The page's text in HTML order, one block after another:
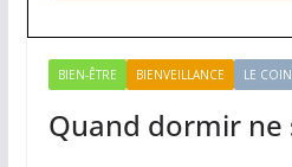
BIEN-ÊTRE BIENVEILLANCE LE
Quand dormir ne